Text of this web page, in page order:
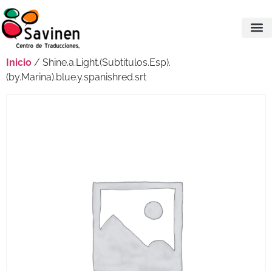
Inicio / Shine.a.Light.(Subtitulos.Esp).
(by.Marina).blue.y.spanishred.srt